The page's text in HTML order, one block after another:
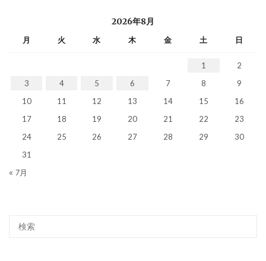
2026年8月
月 火 水 木 金 土 日
1
2
3
4 5 6 7 8
9
10
11 12 13 14 15
16
17
18 19 20 21 22
23
24
25 26 27 28 29
30
31
« 7月